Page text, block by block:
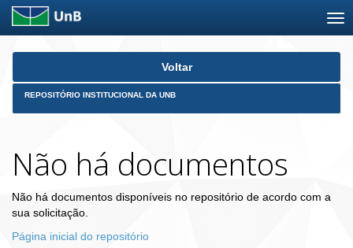
Skip
Voltar
REPOSITÓRIO INSTITUCIONAL DA UNB
Não há documentos
Não há documentos disponíveis no repositório de acordo com a
sua solicitação.
Página inicial do repositório